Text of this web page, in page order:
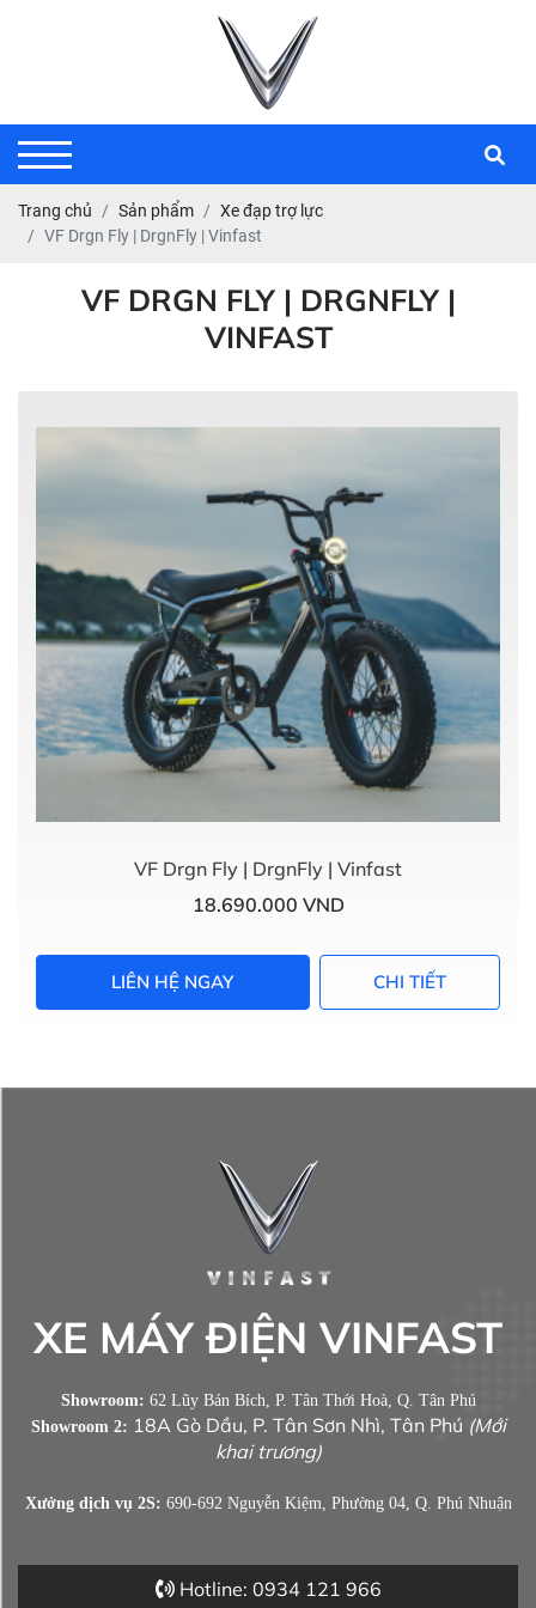
Trang chủ Sản phẩm
Xe đạp trợ lực
VF Drgn Fly | DrgnFly | Vinfast
VF DRGN FLY | DRGNFLY |
VINFAST
VF Drgn Fly | DrgnFly | Vinfast
18.690.000 VND
LIÊN HỆ NGAY CHI TIẾT
XE MÁY ĐIỆN VINFAST
Showroom: 62 Lũy Bán Bích, P. Tân Thới Hoà, Q. Tân Phú
Showroom 2: 18A Gò Dầu, P. Tân Sơn Nhì, Tân Phú (Mới
khai trương)
Xưởng dịch vụ 2S: 690-692 Nguyễn Kiệm, Phường 04, Q. Phú Nhuận
Hotline: 0934 121 966